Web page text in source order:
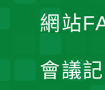
網站
會議